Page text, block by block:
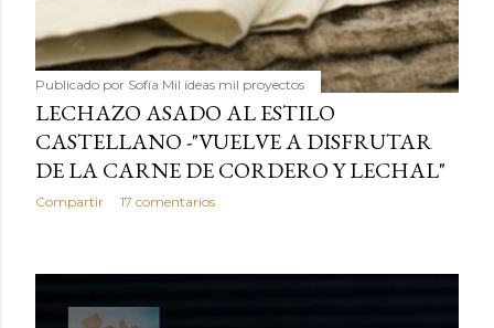
Publicado por Sofía Mil ideas mil proyectos
LECHAZO ASADO AL ESTILO
CASTELLANO -"VUELVE A DISFRUTAR
DE LA CARNE DE CORDERO Y LECHAL"
Compartir 17 comentarios